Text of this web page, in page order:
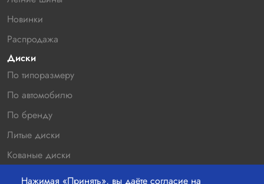
Нажимая «Принять», вы даёте согласие на
Новинки
Распродажа
Диски
По типоразмеру
По автомобилю
По бренду
Литые диски
Кованые диски
Новинки